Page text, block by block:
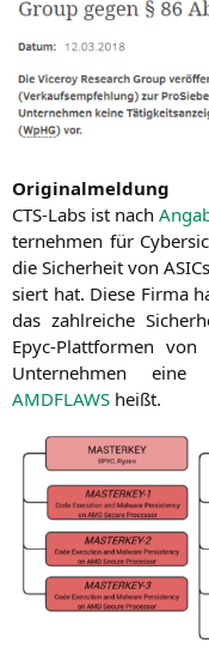
Ori­gi­nal­mel­dung
CTS-Labs ist nach
ter­neh­men für
die Sicher­heit von
siert hat. Die­se Fir­ma
das zahl­rei­che
Epyc-Platt­for­men von
Unter­neh­men
AMDFLAWS heißt.